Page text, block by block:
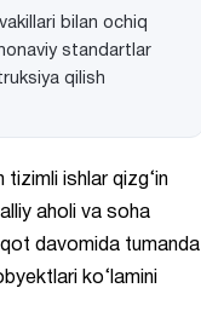
bilan ochiq
standartlar
qilish
ishlar qizg‘in
aholi va soha
davomida tumanda
ko‘lamini